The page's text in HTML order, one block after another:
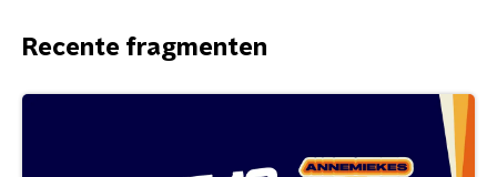
Recente fragmenten